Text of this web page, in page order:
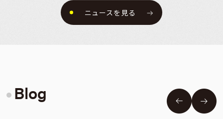
ニュースを見る
Blog